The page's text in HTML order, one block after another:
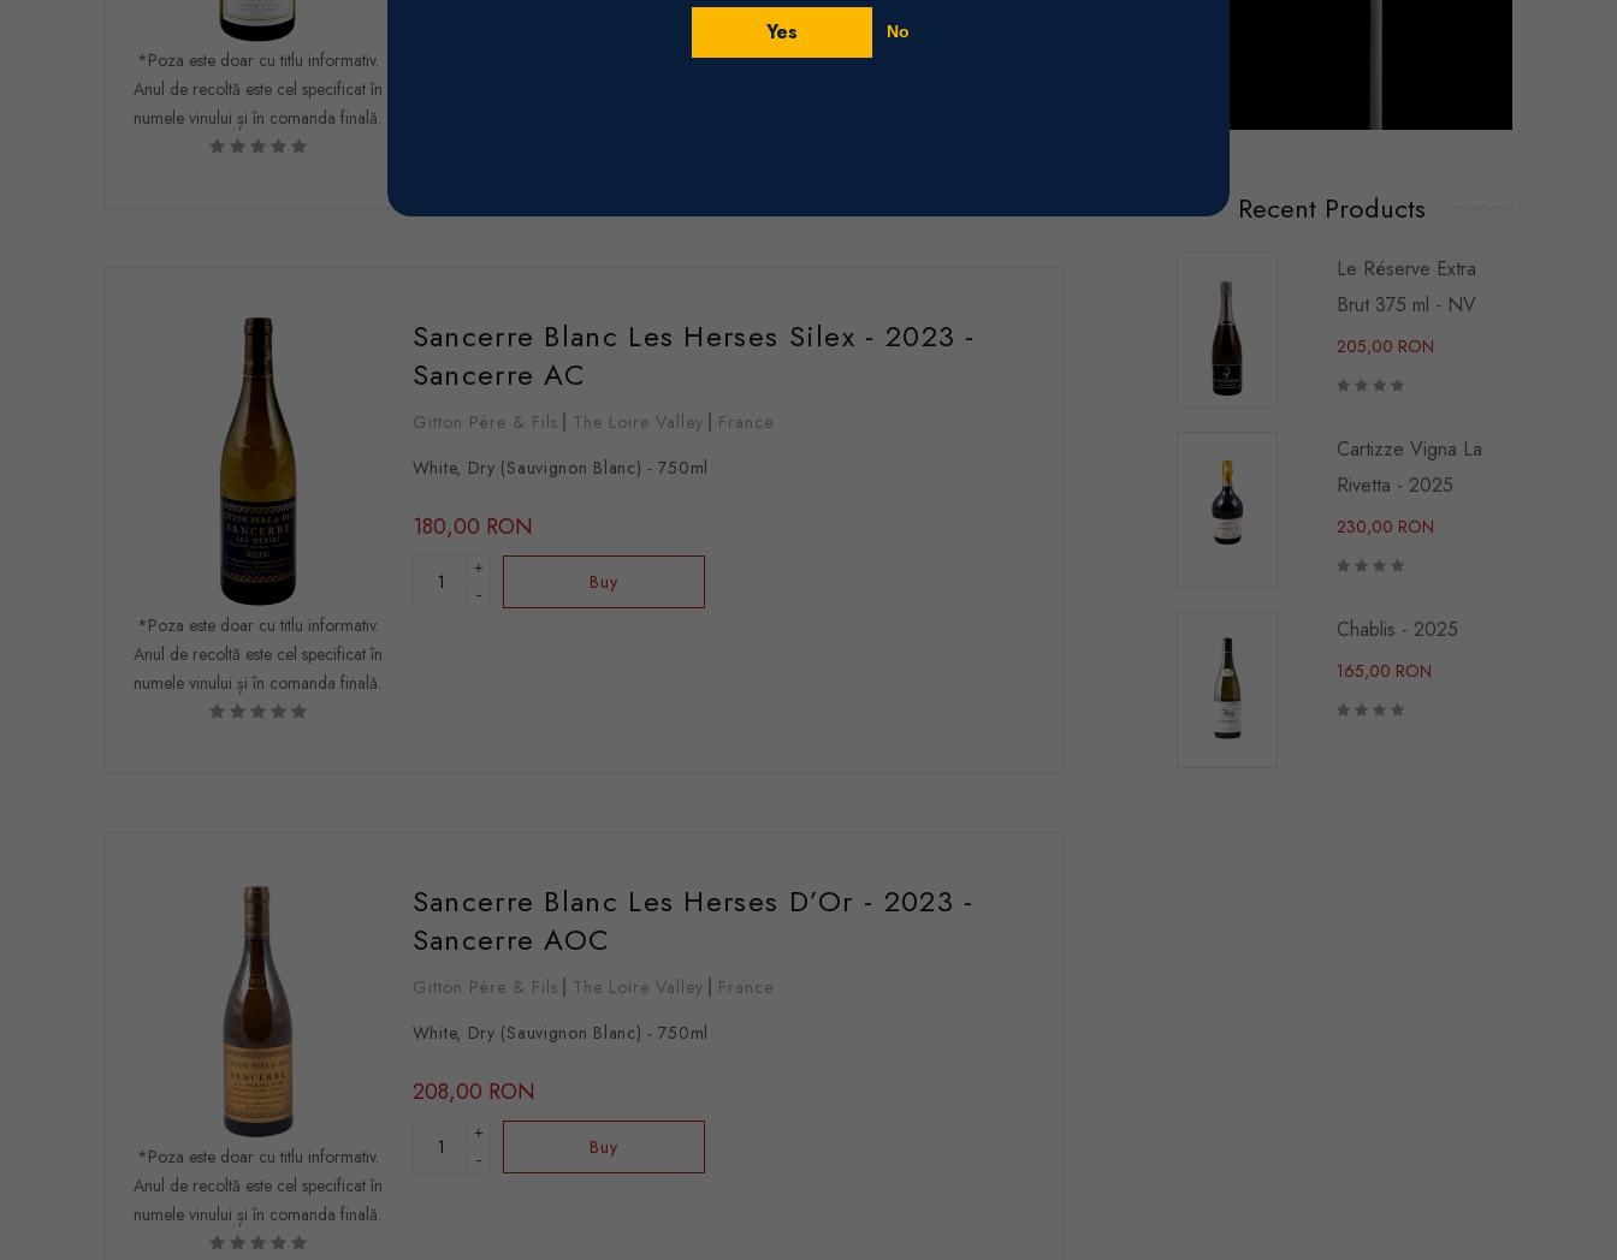
Yes No
*Poza este doar cu titlu informativ.
Anul de recoltă este cel specificat în
numele vinului și în comanda finală.
*Poza este doar cu titlu informativ.
Anul de recoltă este cel specificat în
numele vinului și în comanda finală.
Sancerre Blanc Les Herses Silex - 2023 -
Sancerre AC
Gitton Père & Fils The Loire Valley
France
White, Dry (Sauvignon Blanc) - 750ml
180,00 RON
+
-
Buy
*Poza este doar cu titlu informativ.
Anul de recoltă este cel specificat în
numele vinului și în comanda finală.
Sancerre Blanc Les Herses D’Or - 2023 -
Sancerre AOC
Gitton Père & Fils The Loire Valley
France
White, Dry (Sauvignon Blanc) - 750ml
208,00 RON
+
-
Buy
Recent Products
Le Réserve Extra
Brut 375 ml - NV
205,00 RON
Cartizze Vigna La
Rivetta - 2025
230,00 RON
Chablis - 2025
165,00 RON